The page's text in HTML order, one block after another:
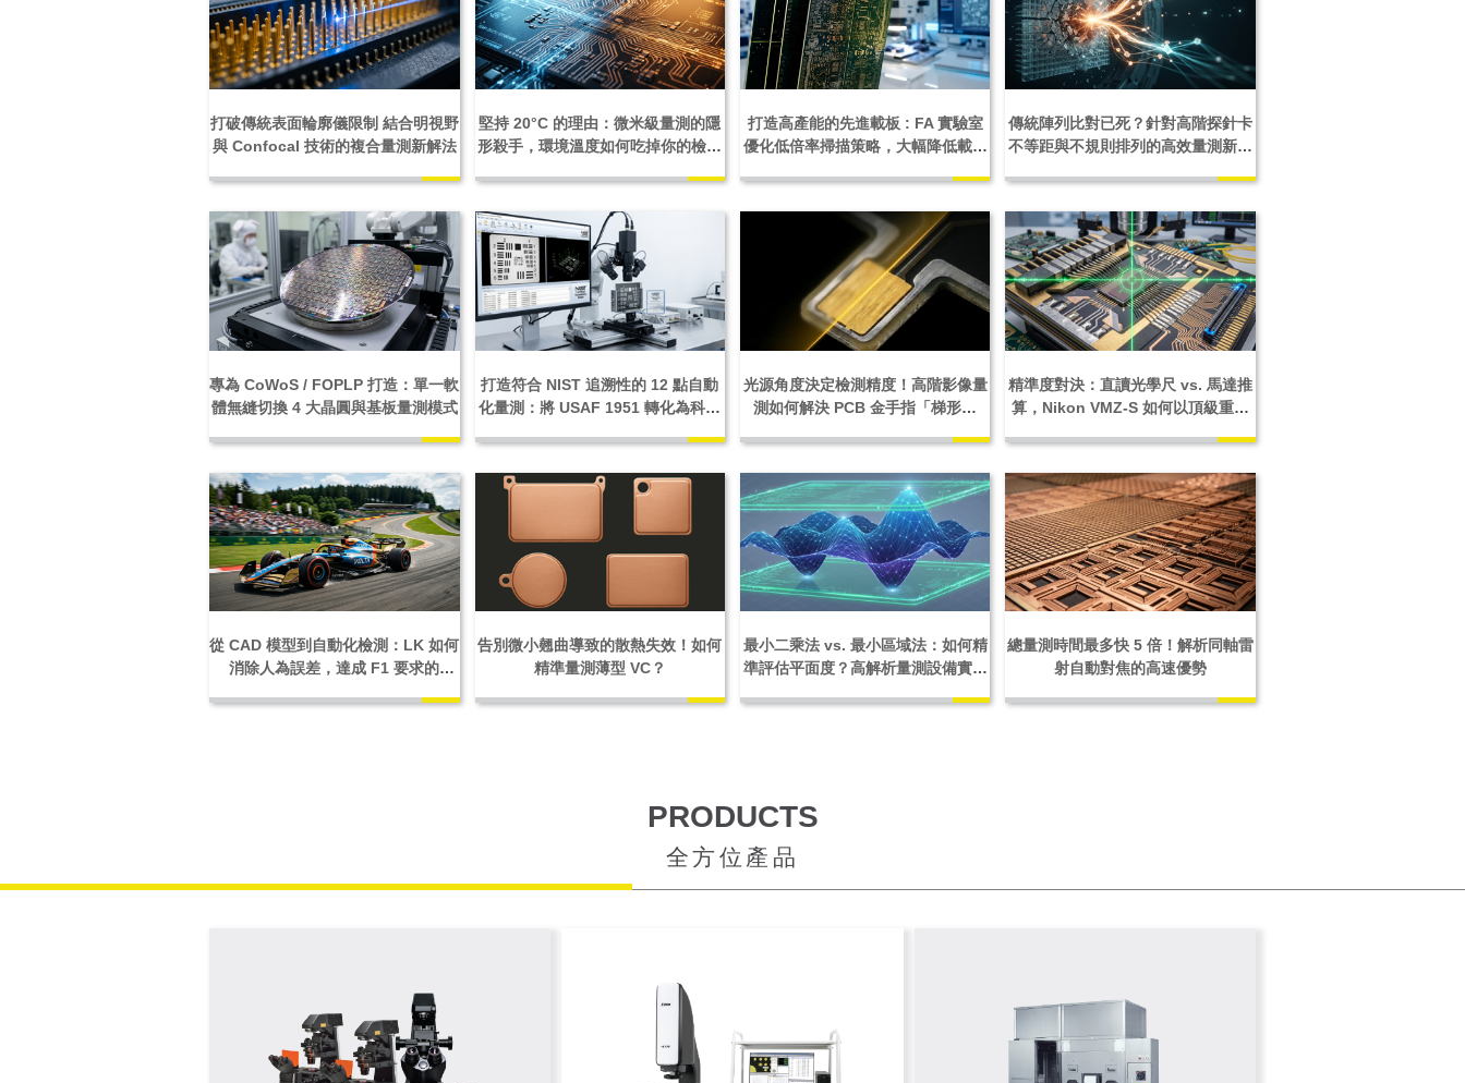
打破傳統表面輪廓儀限制 結合明視野
與 Confocal 技術的複合量測新解法
堅持 20°C 的理由：微米級量測的隱
形殺手，環境溫度如何吃掉你的檢測
打造高產能的先進載板 : FA 實驗室
優化低倍率掃描策略，大幅降低載板
傳統陣列比對已死？針對高階探針卡
不等距與不規則排列的高效量測新標
專為 CoWoS / FOPLP 打造：單一軟
體無縫切換 4 大晶圓與基板量測模式
打造符合 NIST 追溯性的 12 點自動
化量測：將 USAF 1951 轉化為科學
光源角度決定檢測精度！高階影像量
測如何解決 PCB 金手指「梯形輪
精準度對決：直讀光學尺 vs. 馬達推
算，Nikon VMZ-S 如何以頂級重現
從 CAD 模型到自動化檢測：LK 如何
消除人為誤差，達成 F1 要求的
告別微小翹曲導致的散熱失效！如何
精準量測薄型 VC？
最小二乘法 vs. 最小區域法：如何精
準評估平面度？高解析量測設備實戰
總量測時間最多快 5 倍！解析同軸雷
射自動對焦的高速優勢
PRODUCTS
全方位產品